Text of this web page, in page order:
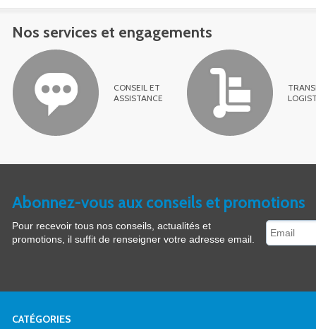
Nos services et engagements
CONSEIL ET
ASSISTANCE
Abonnez-vous aux conseils et promotions
Pour recevoir tous nos conseils, actualités et
promotions, il suffit de renseigner votre adresse email.
CATÉGORIES